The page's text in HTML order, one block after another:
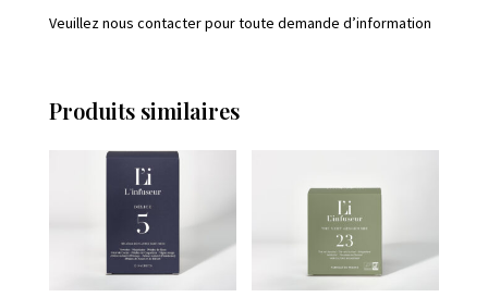
Veuillez nous contacter pour toute demande d’information
Produits similaires